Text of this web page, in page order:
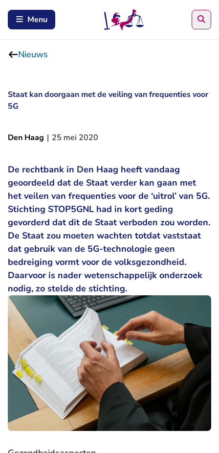
Menu
Nieuws
Staat kan doorgaan met de veiling van frequenties voor
5G
Den Haag | 25 mei 2020
De rechtbank in Den Haag heeft vandaag
geoordeeld dat de Staat verder kan gaan met
het veilen van frequenties voor de ‘uitrol’ van 5G.
Stichting STOP5GNL had in kort geding
gevorderd dat dit de Staat verboden zou worden.
De Staat zou moeten wachten totdat vaststaat
dat gebruik van de 5G-technologie geen
bedreiging vormt voor de volksgezondheid.
Daarvoor is nader wetenschappelijk onderzoek
nodig, zo stelde de stichting.